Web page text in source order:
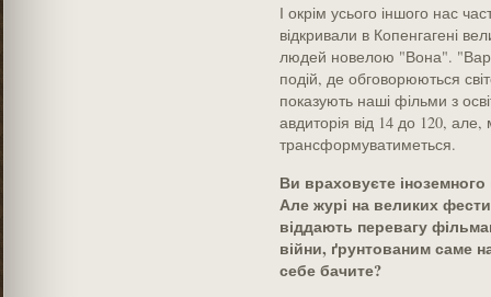
І окрім усього іншого нас
відкривали в Копенгагені
людей новелою "Вона".
подій, де обговорюються
показують наші фільми з
авдиторія від 14 до 120,
трансформуватиметься.
Ви враховуєте
Але журі на великих
віддають перевагу
війни, ґрунтованим саме
себе бачите?